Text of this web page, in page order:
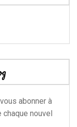
abonner à
nouvel